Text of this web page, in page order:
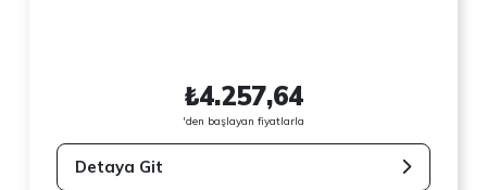
₺4.257,64
'den başlayan fiyatlarla
Detaya Git